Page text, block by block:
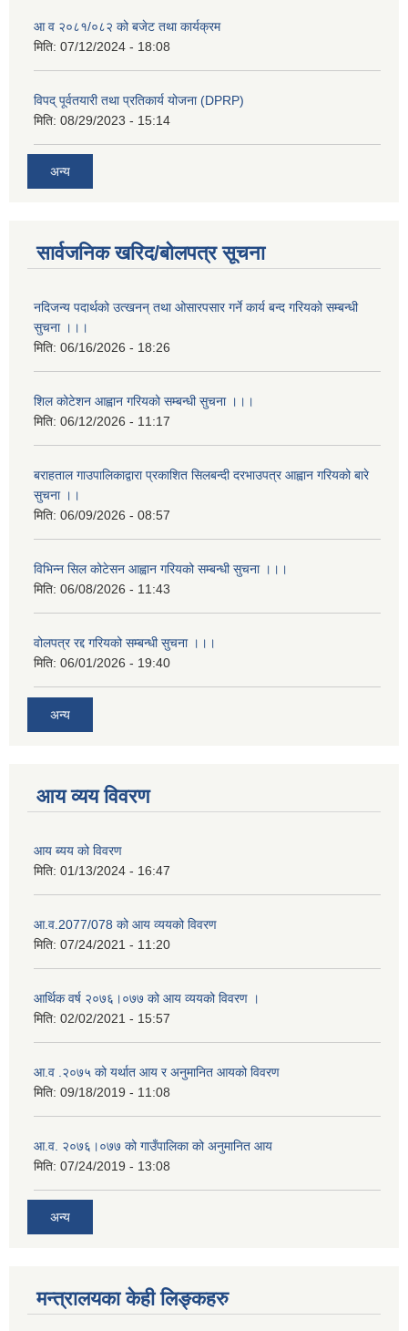
आ व २०८१/०८२ को बजेट तथा कार्यक्रम
मिति: 07/12/2024 - 18:08
विपद् पूर्वतयारी तथा प्रतिकार्य योजना (DPRP)
मिति: 08/29/2023 - 15:14
अन्य
सार्वजनिक खरिद/बोलपत्र सूचना
नदिजन्य पदार्थको उत्खनन् तथा ओसारपसार गर्ने कार्य बन्द गरियको सम्बन्धी
सुचना ।।।
मिति: 06/16/2026 - 18:26
शिल कोटेशन आह्वान गरियको सम्बन्धी सुचना ।।।
मिति: 06/12/2026 - 11:17
बराहताल गाउपालिकाद्वारा प्रकाशित सिलबन्दी दरभाउपत्र आह्वान गरियको बारे
सुचना ।।
मिति: 06/09/2026 - 08:57
विभिन्न सिल कोटेसन आह्वान गरियको सम्बन्धी सुचना ।।।
मिति: 06/08/2026 - 11:43
वोलपत्र रद्द गरियको सम्बन्धी सुचना ।।।
मिति: 06/01/2026 - 19:40
अन्य
आय व्यय विवरण
आय ब्यय को विवरण
मिति: 01/13/2024 - 16:47
आ.व.2077/078 को आय व्ययको विवरण
मिति: 07/24/2021 - 11:20
आर्थिक वर्ष २०७६।०७७ को आय व्ययको विवरण ।
मिति: 02/02/2021 - 15:57
आ.व .२०७५ को यर्थात आय र अनुमानित आयको विवरण
मिति: 09/18/2019 - 11:08
आ.व. २०७६।०७७ को गाउँपालिका को अनुमानित आय
मिति: 07/24/2019 - 13:08
अन्य
मन्त्रालयका केही लिङ्कहरु